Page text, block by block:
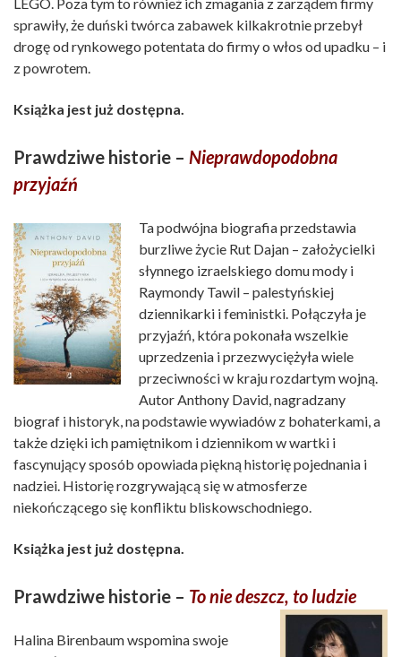
sprawiły, że duński twórca zabawek kilkakrotnie przebył
drogę od rynkowego potentata do firmy o włos od upadku – i
z powrotem.
Książka jest już dostępna.
Prawdziwe historie – Nieprawdopodobna
przyjaźń
Ta podwójna biografia przedstawia
burzliwe życie Rut Dajan – założycielki
słynnego izraelskiego domu mody i
Raymondy Tawil – palestyńskiej
dziennikarki i feministki. Połączyła je
przyjaźń, która pokonała wszelkie
uprzedzenia i przezwyciężyła wiele
przeciwności w kraju rozdartym wojną.
Autor Anthony David, nagradzany
biograf i historyk, na podstawie wywiadów z bohaterkami, a
także dzięki ich pamiętnikom i dziennikom w wartki i
fascynujący sposób opowiada piękną historię pojednania i
nadziei. Historię rozgrywającą się w atmosferze
niekończącego się konfliktu bliskowschodniego.
Książka jest już dostępna.
Prawdziwe historie – To nie deszcz, to ludzie
Halina Birenbaum wspomina swoje